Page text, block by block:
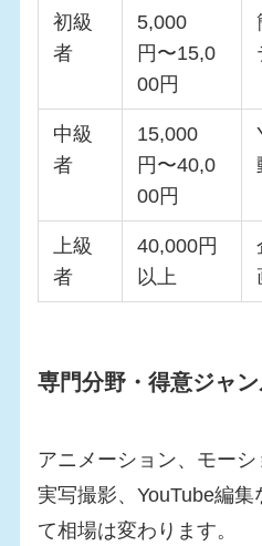
初級
者
5,000
円〜15,0
00円
中級
者
15,000
円〜40,0
00円
上級
者
40,000円
以上
専門分野・得意ジャ
アニメーション、モーシ
実写撮影、YouTube編
て相場は変わります。